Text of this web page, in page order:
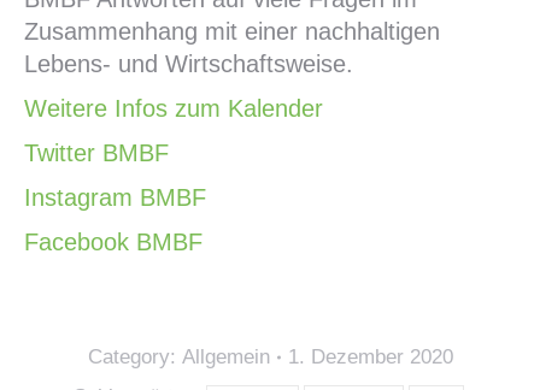
Zusammenhang mit einer nachhaltigen
Lebens- und Wirtschaftsweise.
Weitere Infos zum Kalender
Twitter BMBF
Instagram BMBF
Facebook BMBF
Category: Allgemein
1. Dezember 2020